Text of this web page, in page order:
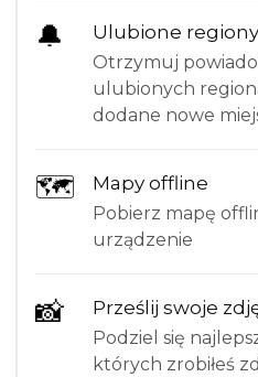
🔔 Ulubione regiony
Otrzymuj
ulubionych
dodane nowe
🗺 Mapy offline
Pobierz mapę
urządzenie
📸 Prześlij swoje
Podziel się
których zrobiłeś